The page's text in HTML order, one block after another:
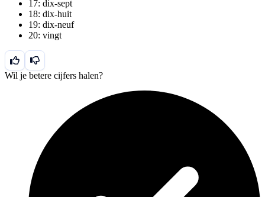
17: dix-sept
18: dix-huit
19: dix-neuf
20: vingt
Wil je betere cijfers halen?